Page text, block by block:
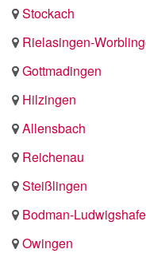
Stockach
Rielasingen-
Gottmadingen
Hilzingen
Allensbach
Reichenau
Steißlingen
Bodman-
Owingen